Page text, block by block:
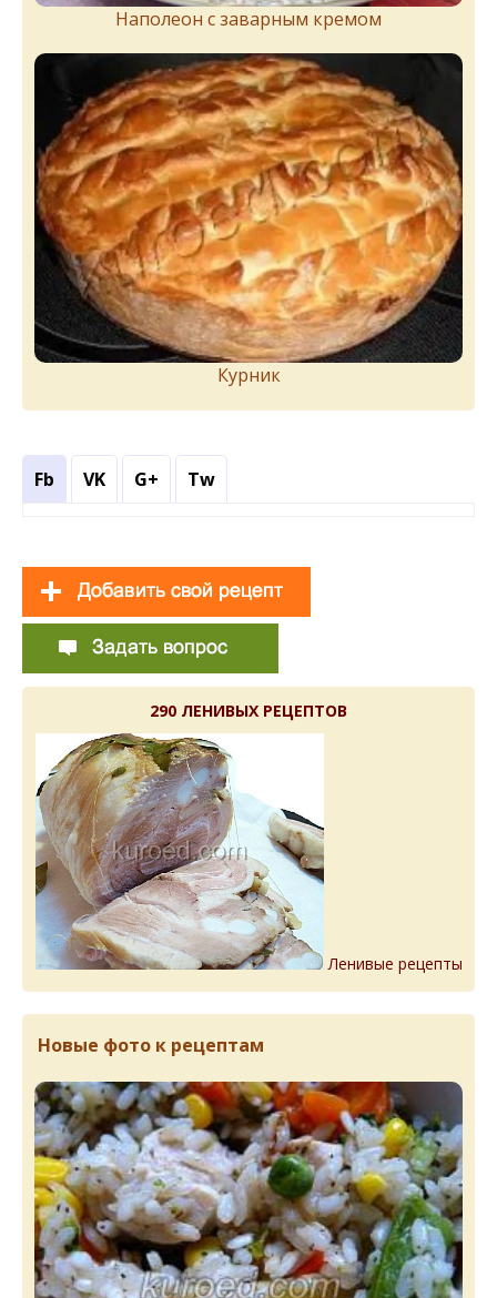
Наполеон с заварным кремом
Курник
Fb VK G+ Tw
290 ЛЕНИВЫХ РЕЦЕПТОВ
Ленивые рецепты
Новые фото к рецептам